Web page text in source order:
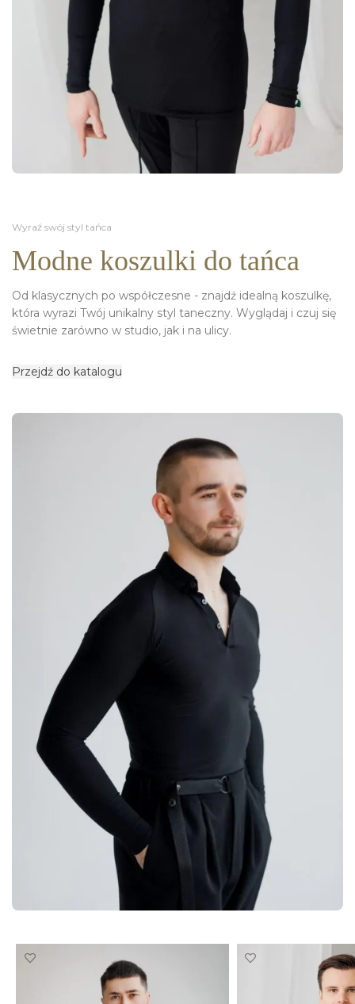
Wyraź swój styl tańca
Modne koszulki do tańca
Od klasycznych po współczesne - znajdź idealną koszulkę,
która wyrazi Twój unikalny styl taneczny. Wyglądaj i czuj się
świetnie zarówno w studio, jak i na ulicy.
Przejdź do katalogu